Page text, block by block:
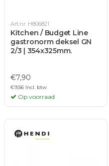
Art.nr. H806821
Kitchen / Budget Line
gastronorm deksel GN
2/3 | 354x325mm.
€7,90
€9,56 Incl. btw
Op voorraad